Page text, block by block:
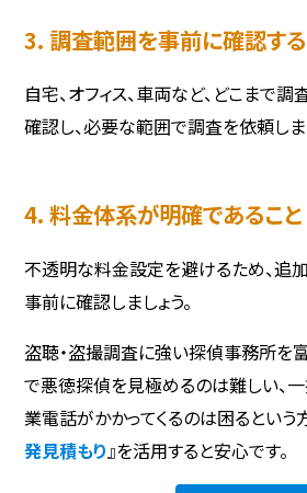
3. 調査範囲を事前に確認する
自宅、オフィス、車両など、どこまで
確認し、必要な範囲で調査を依頼しま
4. 料金体系が明確であること
不透明な料金設定を避けるため、追
事前に確認しましょう。
盗聴・盗撮調査に強い探偵事務所を
で悪徳探偵を見極めるのは難しい、
業電話がかかってくるのは困るという
発見積もり 』を活用すると安心です。